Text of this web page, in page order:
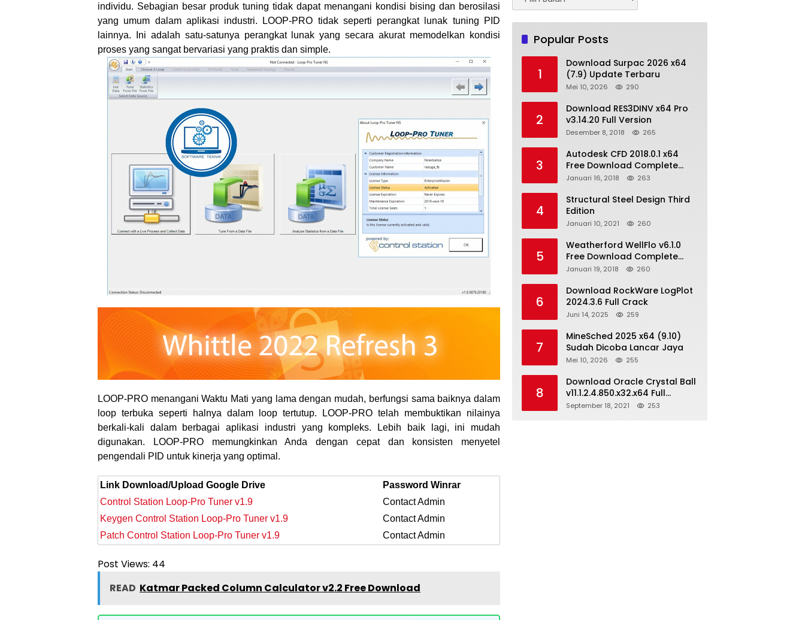
individu. Sebagian besar produk tuning tidak dapat menangani kondisi bising dan berosilasi
yang umum dalam aplikasi industri.
LOOP-PRO tidak seperti perangkat lunak tuning PID
lainnya. Ini adalah satu-satunya perangkat lunak yang secara akurat memodelkan kondisi
proses yang sangat bervariasi yang praktis dan simple.
LOOP-PRO menangani Waktu Mati yang lama dengan mudah, berfungsi sama baiknya dalam
loop terbuka seperti halnya dalam loop tertutup. LOOP-PRO telah membuktikan nilainya
berkali-kali dalam berbagai aplikasi industri yang kompleks. Lebih baik lagi, ini mudah
digunakan. LOOP-PRO memungkinkan Anda dengan cepat dan konsisten menyetel
pengendali PID untuk kinerja yang optimal.
Link Download/Upload Google Drive
Password Winrar
Control Station Loop-Pro Tuner v1.9
Contact Admin
Keygen Control Station Loop-Pro Tuner v1.9
Contact Admin
Patch Control Station Loop-Pro Tuner v1.9 Contact Admin
Post Views: 44
READ Katmar Packed Column Calculator v2.2 Free Download
Popular Posts
1
Download Surpac 2026 x64
(7.9) Update Terbaru
Mei 10, 2026 290
2
Download RES3DINV x64 Pro
v3.14.20 Full Version
Desember 8, 2018 265
3
Autodesk CFD 2018.0.1 x64
Free Download Complete
With Keygen
Januari 16, 2018 263
4
Structural Steel Design Third
Edition
Januari 10, 2021 260
5
Weatherford WellFlo v6.1.0
Free Download Complete
License
Januari 19, 2018 260
6
Download RockWare LogPlot
2024.3.6 Full Crack
Juni 14, 2025 259
7
MineSched 2025 x64 (9.10)
Sudah Dicoba Lancar Jaya
Mei 10, 2026 255
8
Download Oracle Crystal Ball
v11.1.2.4.850.x32.x64 Full
Version
September 18, 2021 253